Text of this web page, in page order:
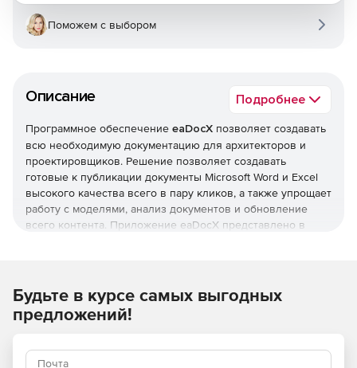
Описание Подробнее
Программное обеспечение eaDocX позволяет создавать
всю необходимую документацию для архитекторов и
проектировщиков. Решение позволяет создавать
готовые к публикации документы Microsoft Word и Excel
высокого качества всего в пару кликов, а также упрощает
работу с моделями, анализ документов и обновление
всего контента. Приложение eaDocX представлено в
Простой графический интерфейс.
знакомые стили и форматы.
Поможем с выбором
Будьте в курсе самых выгодных
предложений!